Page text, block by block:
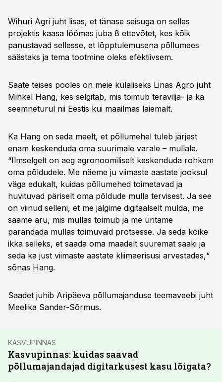
Wihuri Agri juht lisas, et tänase seisuga on selles
projektis kaasa löömas juba 8 ettevõtet, kes kõik
panustavad sellesse, et lõpptulemusena põllumees
säästaks ja tema tootmine oleks efektiivsem.
Saate teises pooles on meie külaliseks Linas Agro juht
Mihkel Hang, kes selgitab, mis toimub teravilja- ja ka
seemneturul nii Eestis kui maailmas laiemalt.
Ka Hang on seda meelt, et põllumehel tuleb järjest
enam keskenduda oma suurimale varale – mullale.
“Ilmselgelt on aeg agronoomiliselt keskenduda rohkem
oma põldudele. Me näeme ju viimaste aastate jooksul
väga edukalt, kuidas põllumehed toimetavad ja
huvituvad päriselt oma põldude mulla tervisest. Ja see
on viinud selleni, et me jälgime digitaalselt mulda, me
saame aru, mis mullas toimub ja me üritame
parandada mullas toimuvaid protsesse. Ja seda kõike
ikka selleks, et saada oma maadelt suuremat saaki ja
seda ka just viimaste aastate kliimaerisusi arvestades,“
sõnas Hang.
Saadet juhib Äripäeva põllumajanduse teemaveebi juht
Meelika Sander-Sõrmus.
KASVUPINNAS
Kasvupinnas: kuidas saavad
põllumajandajad digitarkusest kasu lõigata?